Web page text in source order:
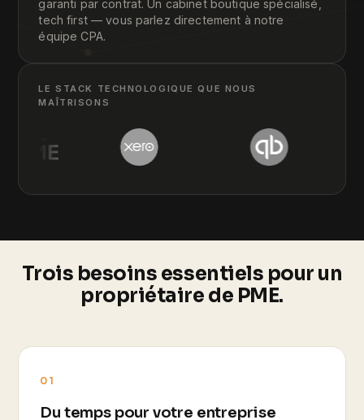
garanti par contrat. Un cabinet boutique spécialisé,
tech first — vous parlez directement à notre
équipe CPA.
LE STACK TECHNOLOGIQUE QUE NOUS
MAÎTRISONS
Trois besoins essentiels pour un
propriétaire de PME.
01
Du temps pour votre entreprise